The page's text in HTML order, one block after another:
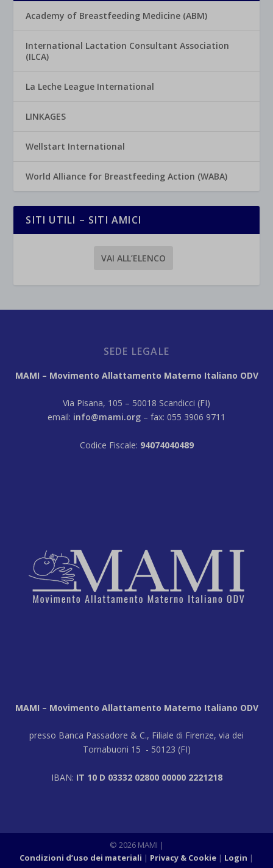
Academy of Breastfeeding Medicine (ABM)
International Lactation Consultant Association
(ILCA)
La Leche League International
LINKAGES
Wellstart International
World Alliance for Breastfeeding Action (WABA)
SITI UTILI – SITI AMICI
VAI ALL’ELENCO
SEDE LEGALE
MAMI – Movimento Allattamento Materno Italiano ODV
Via Pisana, 105 – 50018 Scandicci (FI)
email: info@mami.org – fax: 055 3906 9711
Codice Fiscale: 94074040489
MAMI – Movimento Allattamento Materno Italiano ODV
presso Banca Passadore & C., Filiale di Firenze, via dei
Tornabuoni 15 - 50123 (FI)
IBAN: IT 10 D 03332 02800 00000 2221218
© 2026 MAMI |
Condizioni d’uso dei materiali
Privacy & Cookie Login |